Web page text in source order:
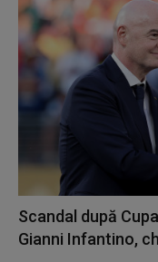
Scandal după
Gianni Infantino,